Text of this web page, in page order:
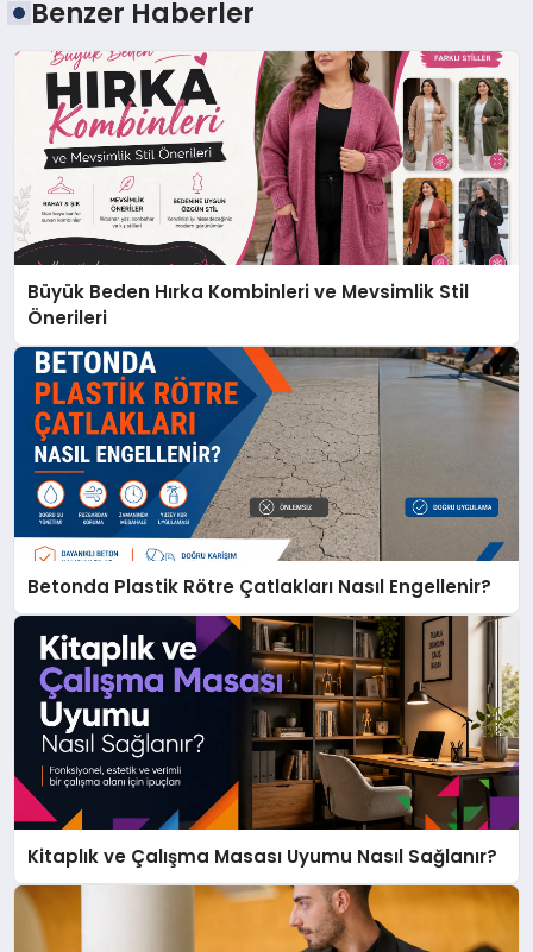
Benzer Haberler
Büyük Beden Hırka Kombinleri ve Mevsimlik Stil
Önerileri
Betonda Plastik Rötre Çatlakları Nasıl Engellenir?
Kitaplık ve Çalışma Masası Uyumu Nasıl Sağlanır?